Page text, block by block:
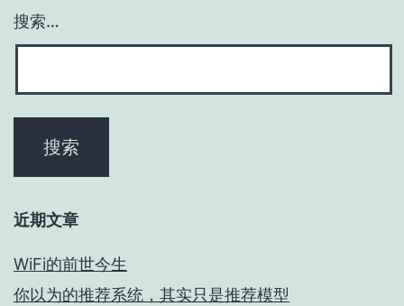
搜索…
近期文章
WiFi的前世今生
你以为的推荐系统，其实只是推荐模型